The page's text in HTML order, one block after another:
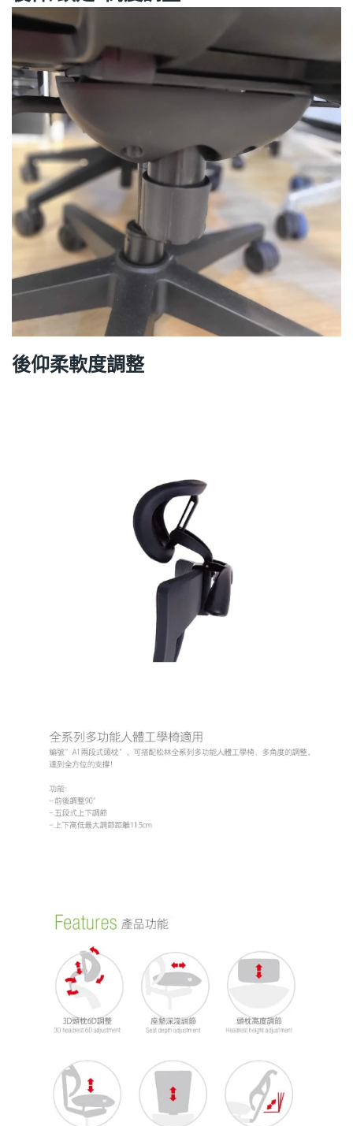
後仰柔軟度調整